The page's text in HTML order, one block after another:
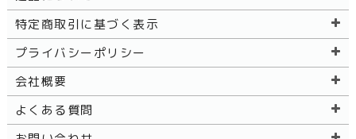
特定商取引に基づく表示
プライバシーポリシー
会社概要
よくある質問